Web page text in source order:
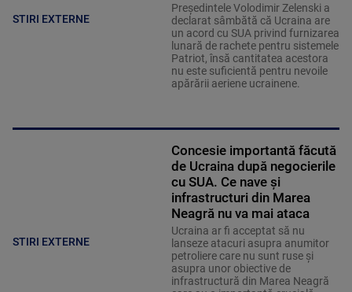
STIRI EXTERNE
Preşedintele Volodimir Zelenski a
declarat sâmbătă că Ucraina are
un acord cu SUA privind furnizarea
lunară de rachete pentru sistemele
Patriot, însă cantitatea acestora
nu este suficientă pentru nevoile
apărării aeriene ucrainene.
STIRI EXTERNE
Concesie importantă făcută
de Ucraina după negocierile
cu SUA. Ce nave şi
infrastructuri din Marea
Neagră nu va mai ataca
Ucraina ar fi acceptat să nu
lanseze atacuri asupra anumitor
petroliere care nu sunt ruse şi
asupra unor obiective de
infrastructură din Marea Neagră